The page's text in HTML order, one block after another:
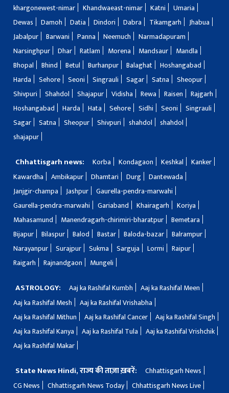
khargonewest-nimar
Khandwaeast-nimar Katni
Umaria
Dewas
Damoh Datia Dindori Dabra Tikamgarh
Jhabua
Jabalpur
Barwani Panna Neemuch
Narmadapuram
Narsinghpur
Dhar Ratlam Morena Mandsaur
Mandla
Bhopal
Bhind Betul Burhanpur Balaghat
Hoshangabad
Harda
Sehore Seoni Singrauli Sagar Satna
Sheopur
Shivpuri
Shahdol Shajapur Vidisha Rewa Raisen
Rajgarh
Hoshangabad
Harda Hata Sehore Sidhi Seoni
Singrauli
Sagar
Satna Sheopur Shivpuri shahdol
shahdol
shajapur
Chhattisgarh news: Korba Kondagaon Keshkal
Kanker
Kawardha
Ambikapur Dhamtari Durg
Dantewada
Janjgir-champa
Jashpur
Gaurella-pendra-marwahi
Gaurella-pendra-marwahi
Gariaband Khairagarh
Koriya
Mahasamund
Manendragarh-chirimiri-bharatpur
Bemetara
Bijapur
Bilaspur Balod Bastar Baloda-bazar
Balrampur
Narayanpur
Surajpur Sukma Sarguja Lormi
Raipur
Raigarh
Rajnandgaon Mungeli
ASTROLOGY: Aaj ka Rashifal Kumbh
Aaj ka Rashifal Meen
Aaj ka Rashifal Mesh
Aaj ka Rashifal Vrishabha
Aaj ka Rashifal Mithun
Aaj ka Rashifal Cancer
Aaj ka Rashifal Singh
Aaj ka Rashifal Kanya
Aaj ka Rashifal Tula
Aaj ka Rashifal Vrishchik
Aaj ka Rashifal Makar
State News Hindi, राज्य की ताज़ा ख़बरें:
Chhattisgarh News
CG News
Chhattisgarh News Today
Chhattisgarh News Live